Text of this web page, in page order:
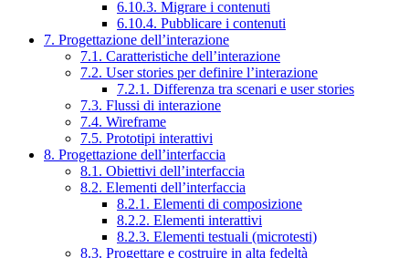
6.10.3. Migrare i contenuti
6.10.4. Pubblicare i contenuti
7. Progettazione dell’interazione
7.1. Caratteristiche dell’interazione
7.2. User stories per definire l’interazione
7.2.1. Differenza tra scenari e user stories
7.3. Flussi di interazione
7.4. Wireframe
7.5. Prototipi interattivi
8. Progettazione dell’interfaccia
8.1. Obiettivi dell’interfaccia
8.2. Elementi dell’interfaccia
8.2.1. Elementi di composizione
8.2.2. Elementi interattivi
8.2.3. Elementi testuali (microtesti)
8.3. Progettare e costruire in alta fedeltà